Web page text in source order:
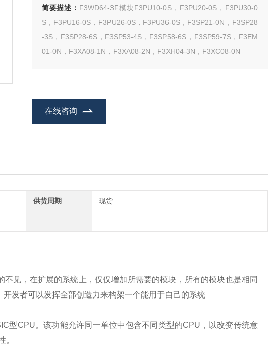
简要描述： F3WD64-3F模块F3PU10-0S，F3PU20-0S，F3PU30-0
S，F3PU16-0S，F3PU26-0S，F3PU36-0S，F3SP21-0N，F3SP28
-3S，F3SP28-6S，F3SP53-4S，F3SP58-6S，F3SP59-7S，F3EM
01-0N，F3XA08-1N，F3XA08-2N，F3XH04-3N，F3XC08-0N
在线咨询
供货周期 现货
见，在扩展的系统上，仅仅增加所需要的模块，所有的模块也是相同
开发者可以发挥全部创造力来构架一个能用于自己的系统
型CPU。该功能允许同一单位中包含不同类型的CPU ，以改变传统意
。